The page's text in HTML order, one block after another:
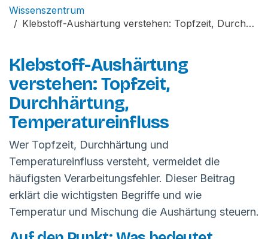
Wissenszentrum
Klebstoff-Aushärtung verstehen: Topfzeit, Durchhärtung, Temperatureinfluss
Klebstoff-Aushärtung
verstehen: Topfzeit,
Durchhärtung,
Temperatureinfluss
Wer Topfzeit, Durchhärtung und
Temperatureinfluss versteht, vermeidet die
häufigsten Verarbeitungsfehler. Dieser Beitrag
erklärt die wichtigsten Begriffe und wie
Temperatur und Mischung die Aushärtung steuern.